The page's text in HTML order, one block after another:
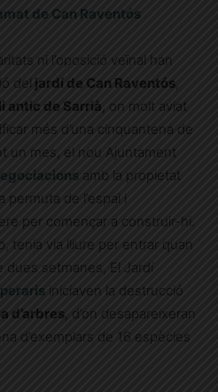
de Can Raventós
ni l’oposició veïnal han
del jardí de Can Raventós
antic de Sarrià, on molt aviat
més d’una cinquantena de
un mes, el nou Ajuntament
amb la propietat
de l’espai i
per començar a construir-hi.
tenia via lliure per entrar quan
dues setmanes, El Jardí
iniciaven la destrucció
d’arbres, d’on desapareixeran
d’exemplars de 16 espècies